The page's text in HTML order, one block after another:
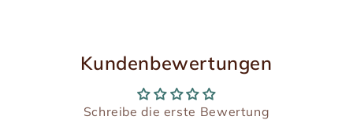
Kundenbewertungen
Schreibe die erste Bewertung